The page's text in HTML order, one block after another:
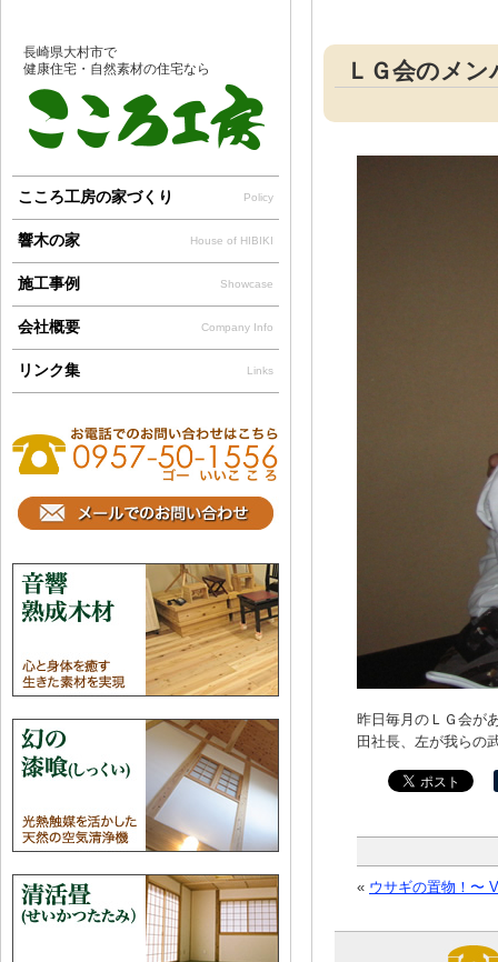
ＬＧ会のメ
昨日毎月のＬＧ会が
田社長、左が我ら
« ウサギの置物！〜
長崎県大村市で
健康住宅・自然素材の住宅なら
こころ工房の家づくり Policy
響木の家 House of HIBIKI
施工事例 Showcase
会社概要 Company Info
リンク集 Links